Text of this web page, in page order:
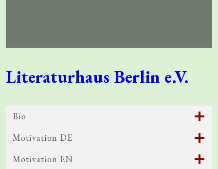
Literaturhaus Berlin e.V.
Bio
Motivation DE
Motivation EN